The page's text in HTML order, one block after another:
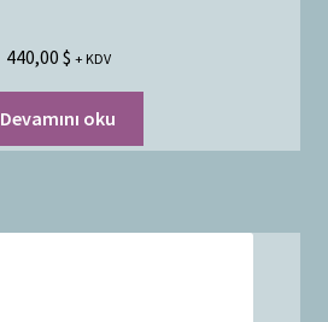
440,00 $ + KDV
Devamını oku